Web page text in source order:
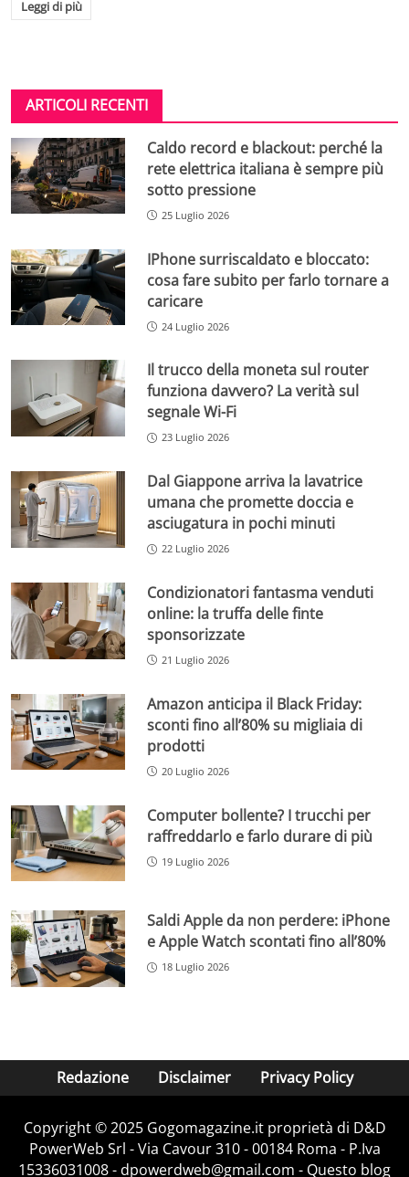
Leggi di più
ARTICOLI RECENTI
Caldo record e blackout: perché la
rete elettrica italiana è sempre più
sotto pressione
25 Luglio 2026
IPhone surriscaldato e bloccato:
cosa fare subito per farlo tornare a
caricare
24 Luglio 2026
Il trucco della moneta sul router
funziona davvero? La verità sul
segnale Wi-Fi
23 Luglio 2026
Dal Giappone arriva la lavatrice
umana che promette doccia e
asciugatura in pochi minuti
22 Luglio 2026
Condizionatori fantasma venduti
online: la truffa delle finte
sponsorizzate
21 Luglio 2026
Amazon anticipa il Black Friday:
sconti fino all’80% su migliaia di
prodotti
20 Luglio 2026
Computer bollente? I trucchi per
raffreddarlo e farlo durare di più
19 Luglio 2026
Saldi Apple da non perdere: iPhone
e Apple Watch scontati fino all’80%
18 Luglio 2026
Redazione Disclaimer Privacy Policy
Copyright © 2025 Gogomagazine.it proprietà di D&D
PowerWeb Srl - Via Cavour 310 - 00184 Roma - P.Iva
15336031008 - dpowerdweb@gmail.com - Questo blog